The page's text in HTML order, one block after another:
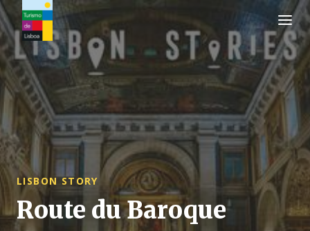
Logo de Turismo de Lisboa
LISBON STORY
Route du Baroque